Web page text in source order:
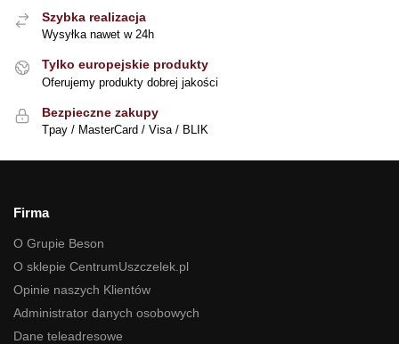
Szybka realizacja
Wysyłka nawet w 24h
Tylko europejskie produkty
Oferujemy produkty dobrej jakości
Bezpieczne zakupy
Tpay / MasterCard / Visa / BLIK
Firma
O Grupie Beson
O sklepie CentrumUszczelek.pl
Opinie naszych Klientów
Administrator danych osobowych
Dane teleadresowe